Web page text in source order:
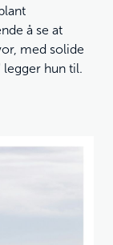
å se at
med solide
hun til.